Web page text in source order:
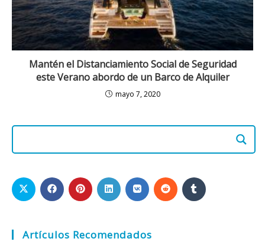
Mantén el Distanciamiento Social de Seguridad
este Verano abordo de un Barco de Alquiler
mayo 7, 2020
Artículos Recomendados